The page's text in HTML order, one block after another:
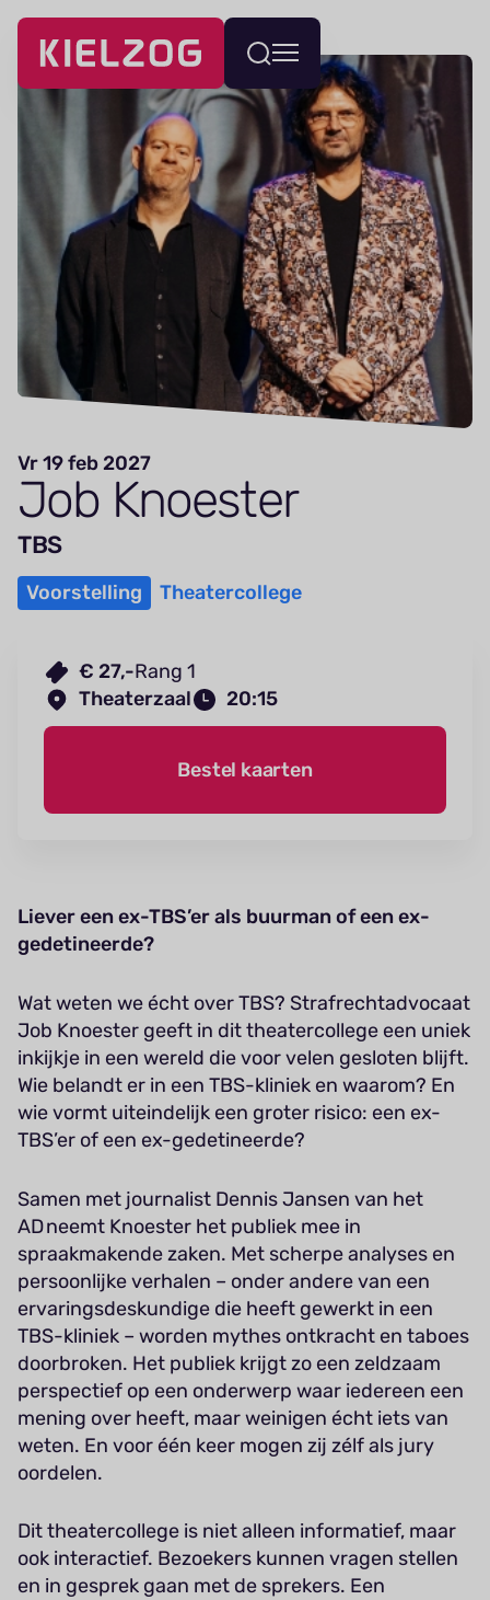
Navigatie
overslaan
Wissel
menu
Vr 19 feb 2027
Job Knoester
TBS
Voorstelling Theatercollege
€ 27,-Rang 1
Theaterzaal
20:15
Bestel kaarten
Liever een ex-TBS’er als buurman of een ex-
gedetineerde?
Wat weten we écht over TBS? Strafrechtadvocaat
Job Knoester geeft in dit theatercollege een uniek
inkijkje in een wereld die voor velen gesloten blijft.
Wie belandt er in een TBS-kliniek en waarom? En
wie vormt uiteindelijk een groter risico: een ex-
TBS’er of een ex-gedetineerde?
Samen met journalist Dennis Jansen van het
AD neemt Knoester het publiek mee in
spraakmakende zaken. Met scherpe analyses en
persoonlijke verhalen – onder andere van een
ervaringsdeskundige die heeft gewerkt in een
TBS-kliniek – worden mythes ontkracht en taboes
doorbroken. Het publiek krijgt zo een zeldzaam
perspectief op een onderwerp waar iedereen een
mening over heeft, maar weinigen écht iets van
weten. En voor één keer mogen zij zélf als jury
oordelen.
Dit theatercollege is niet alleen informatief, maar
ook interactief. Bezoekers kunnen vragen stellen
en in gesprek gaan met de sprekers. Een